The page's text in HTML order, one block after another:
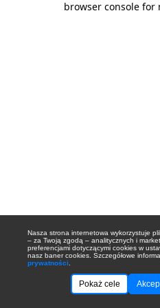
Nasza strona internetowa wykorzystuje
– za Twoją zgodą – analitycznych i
preferencjami dotyczącymi cookies w
nasz baner cookies. Szczegółowe
prywatności
Pokaż cele
browser console